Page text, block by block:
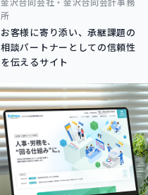
所
お客様に寄り添い、承継課題の
相談パートナーとしての信頼性
を伝えるサイト